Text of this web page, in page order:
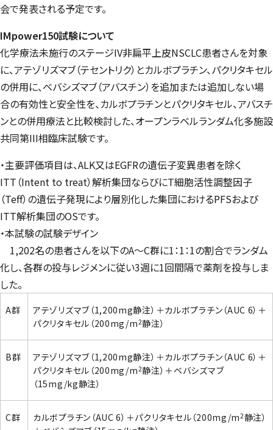
会で発表される予定です。
IMpower150試験について
化学療法未施行のステージIV非扁平上皮NSCLC患者さんを対象
に、アテゾリズマブ（テセントリク）とカルボプラチン、パクリタキセル
の併用に、ベバシズマブ（アバスチン）を追加または追加しない場
合の有効性と安全性を、カルボプラチンとパクリタキセル、アバスチ
ンとの併用療法と比較検討した、オープンラベルランダム化多施設
共同第III相臨床試験です。
・主要評価項目は、ALK又はEGFRの遺伝子変異患者を除く
ITT（Intent to treat）解析集団ならびにT細胞活性調整因子
（Teff）の遺伝子発現により層別化した集団におけるPFSおよび
ITT解析集団のOSです。
・本試験の試験デザイン
1,202名の患者さんを以下のA～C群に1：1：1の割合でランダム
化し、各群の投与レジメンに従い3週に1回間隔で薬剤を投与しま
した。
A群
アテゾリズマブ（1,200mg静注）＋カルボプラチン（AUC 6）＋
パクリタキセル（200mg/m2静注）
B群
アテゾリズマブ（1,200mg静注）＋カルボプラチン（AUC 6）＋
パクリタキセル（200mg/m2静注）＋ベバシズマブ
（15mg/kg静注）
C群 カルボプラチン（AUC 6）＋パクリタキセル（200mg/m2静注）